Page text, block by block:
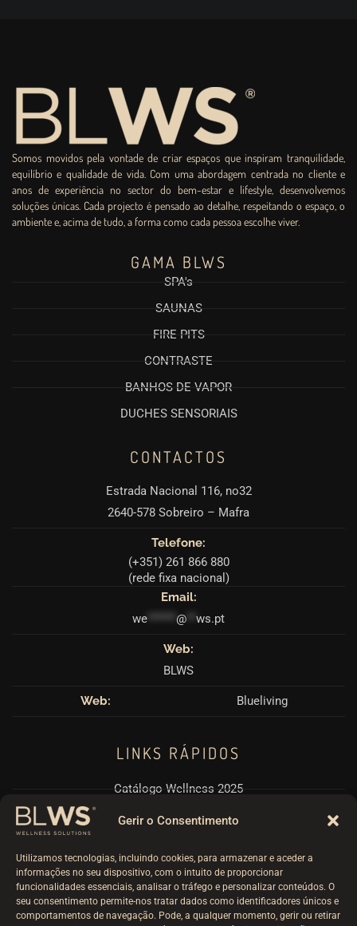
Gerir o Consentimento
Utilizamos tecnologias, incluindo cookies, para armazenar e aceder a
informações no seu dispositivo, com o intuito de proporcionar
funcionalidades essenciais, analisar o tráfego e personalizar conteúdos. O
seu consentimento permite-nos tratar dados como identificadores únicos e
comportamentos de navegação. Pode, a qualquer momento, gerir ou retirar
Somos movidos pela vontade de criar espaços que inspiram tranquilidade,
equilíbrio e qualidade de vida. Com uma abordagem centrada no cliente e
anos de experiência no sector do bem-estar e lifestyle, desenvolvemos
soluções únicas. Cada projecto é pensado ao detalhe, respeitando o espaço, o
ambiente e, acima de tudo, a forma como cada pessoa escolhe viver.
GAMA BLWS
SPA's
SAUNAS
FIRE PITS
CONTRASTE
BANHOS DE VAPOR
DUCHES SENSORIAIS
CONTACTOS
Estrada Nacional 116, no32
2640-578 Sobreiro – Mafra
Telefone:
(+351) 261 866 880
(rede fixa nacional)
Email:
we ****** @ ws.pt
Web:
BLWS
Web: Blueliving
LINKS RÁPIDOS
Catálogo Wellness 2025
Pérgulas BioClimáticas
Termos e Condições
Livro Reclamações